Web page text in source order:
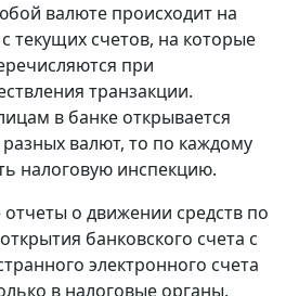
валюте происходит на
текущих счетов, на которые
при
транзакции.
в банке открывается
разных валют, то по каждому
налоговую инспекцию.
о движении средств по
банковского счета с
электронного счета
в налоговые органы.